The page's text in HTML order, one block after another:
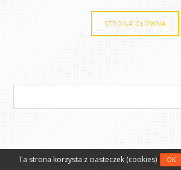
STRONA GŁÓWNA
Ta strona korzysta z ciasteczek (cookies) OK